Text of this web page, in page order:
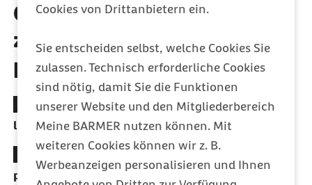
Cookies von Drittanbietern ein.
Sie entscheiden selbst, welche Cookies Sie
zulassen. Technisch erforderliche Cookies
sind nötig, damit Sie die Funktionen
unserer Website und den Mitgliederbereich
Meine BARMER nutzen können. Mit
weiteren Cookies können wir z. B.
Werbeanzeigen personalisieren und Ihnen
Gesundheitsangebote, die
zu Ihrem Unternehmen
passen
Setzen Sie beim Gesundheitsmanagement auf
langjährige Erfahrung und Kompetenz
persönlich und individuell beraten werden